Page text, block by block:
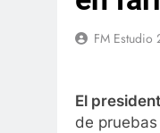
FM Estudio
El
de